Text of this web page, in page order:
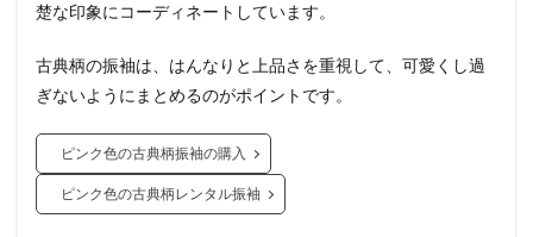
楚な印象にコーディネートしています。
古典柄の振袖は、はんなりと上品さを重視して、可愛くし過
ぎないようにまとめるのがポイントです。
ピンク色の古典柄振袖の購入
ピンク色の古典柄レンタル振袖